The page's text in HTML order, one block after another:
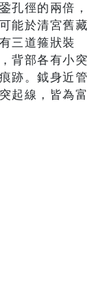
孔徑的兩倍，
能於清宮舊藏
三道箍狀裝
背部各有小突
跡。鉞身近管
起線，皆為富